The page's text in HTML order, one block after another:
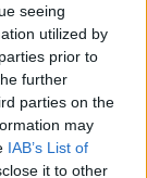
seeing
utilized by
prior to
further
parties on the
may
IAB’s List of
it to other
Jafuri fara
desi au
20.38